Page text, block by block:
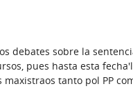
debates sobre la
pues hasta esta
tanto pol PP